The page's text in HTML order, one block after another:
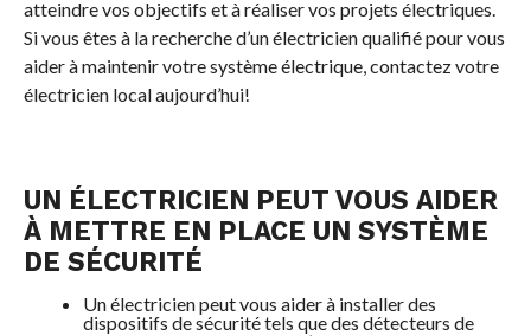
atteindre vos objectifs et à réaliser vos projets électriques.
Si vous êtes à la recherche d’un électricien qualifié pour vous
aider à maintenir votre système électrique, contactez votre
électricien local aujourd’hui!
UN ÉLECTRICIEN PEUT VOUS AIDER
À METTRE EN PLACE UN SYSTÈME
DE SÉCURITÉ
Un électricien peut vous aider à installer des
dispositifs de sécurité tels que des détecteurs de